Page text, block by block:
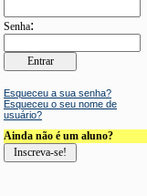
Senha:
Esqueceu a sua senha?
Esqueceu o seu nome de
usuário?
Ainda não é um aluno?